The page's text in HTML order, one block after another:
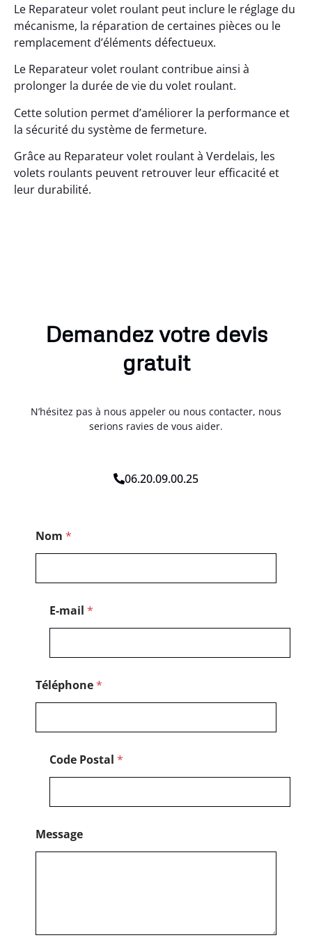
Le Reparateur volet roulant peut inclure le réglage du
mécanisme, la réparation de certaines pièces ou le
remplacement d’éléments défectueux.
Le Reparateur volet roulant contribue ainsi à
prolonger la durée de vie du volet roulant.
Cette solution permet d’améliorer la performance et
la sécurité du système de fermeture.
Grâce au Reparateur volet roulant à Verdelais, les
volets roulants peuvent retrouver leur efficacité et
leur durabilité.
Demandez votre devis
gratuit
N’hésitez pas à nous appeler ou nous contacter, nous
serions ravies de vous aider.
06.20.09.00.25
o
d
Nom *
E-mail *
Téléphone*
Code Postal *
Message